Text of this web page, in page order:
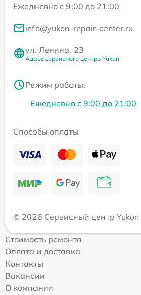
Ежедневно с 9:00 до 21:00
info@yukon-repair-center.ru
ул. Ленина, 23
Адрес сервисного центра Yukon
Режим работы:
Ежедневно с 9:00 до 21:00
Способы оплаты
© 2026 Сервисный центр Yukon
Стоимость ремонта
Оплата и доставка
Контакты
Вакансии
О компании